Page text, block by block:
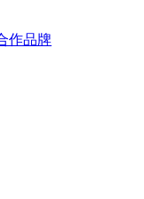
作品牌